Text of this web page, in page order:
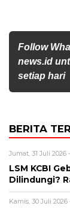
Follow
news.id
setiap hari
BERITA
Jumat, 31 Juli 2026
LSM KCBI
Dilindungi?
Kamis, 30 Juli 2026